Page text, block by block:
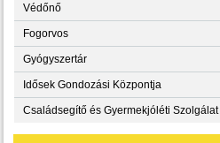
Védőnő
Fogorvos
Gyógyszertár
Idősek Gondozási Központja
Családsegítő és Gyermekjóléti Szolgálat